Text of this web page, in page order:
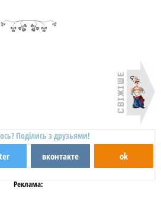
Поділись з друзьями!
вконтакте ok
Реклама: